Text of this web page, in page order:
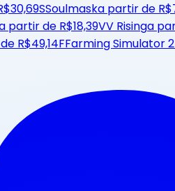
SSoulmaska partir de
partir de R$18,39VV Risinga
R$49,14FFarming Simulator